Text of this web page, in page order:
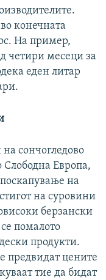
конечната
На пример,
четири месеци за
еден литар
сончогледово
Слободна Европа,
на
на суровини
берзански
помалото
продукти.
предвидат цените
тие да бидат